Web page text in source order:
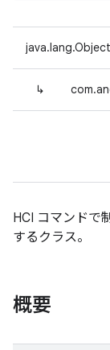
java.lang.Object
↳
HCI コマンドで
するクラス。
概要